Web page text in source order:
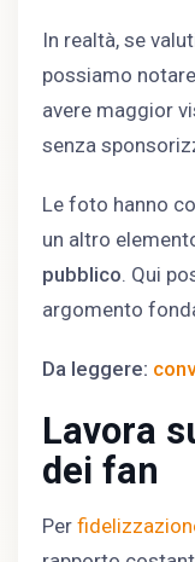
In realtà, se
possiamo
avere maggior
senza
Le foto hanno
un altro
pubblico. Qui
argomento
Da leggere:
Lavora
dei fan
Per